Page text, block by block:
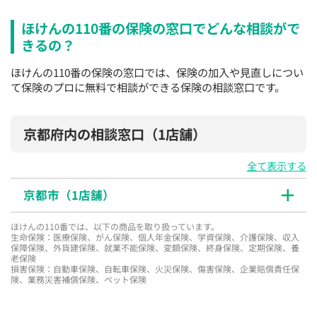
京都府内の相談窓口 （1店舗）
ほけんの110番では、以下の商品を取り扱っています。
生命保険：医療保険、がん保険、個人年金保険、学資保険、介護保険、収入
保障保険、外貨建保険、就業不能保険、変額保険、終身保険、定期保険、養
老保険
損害保険：自動車保険、自転車保険、火災保険、傷害保険、企業賠償責任保
険、業務災害補償保険、ペット保険
ほけんの110番の保険の窓口でどんな相談がで
きるの？
ほけんの110番の保険の窓口では、保険の加入や見直しについ
て保険のプロに無料で相談ができる保険の相談窓口です。
全て表示する
京都市（1店舗）